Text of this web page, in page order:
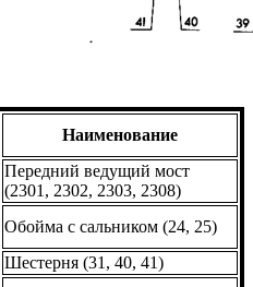
Наименование
Передний ведущий мост
(2301, 2302, 2303, 2308)
Обойма с сальником (24, 25)
Шестерня (31, 40, 41)